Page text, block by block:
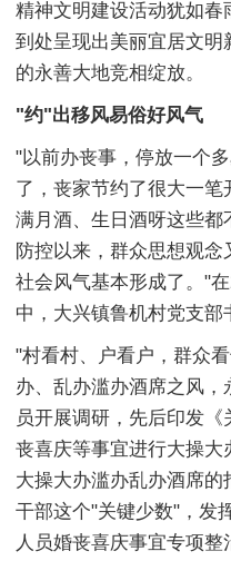
精神文明建设活动犹如春
到处呈现出美丽宜居文
的永善大地竞相绽放。
"约"出移风易俗好风气
"以前办丧事，停放一个
了，丧家节约了很大一笔
满月酒、生日酒呀这些
防控以来，群众思想观
社会风气基本形成了。"
中，大兴镇鲁机村党支部
"村看村、户看户，群众
办、乱办滥办酒席之风
员开展调研，先后印发
丧喜庆等事宜进行大操
大操大办滥办乱办酒席
干部这个"关键少数"，发
人员婚丧喜庆事宜专项